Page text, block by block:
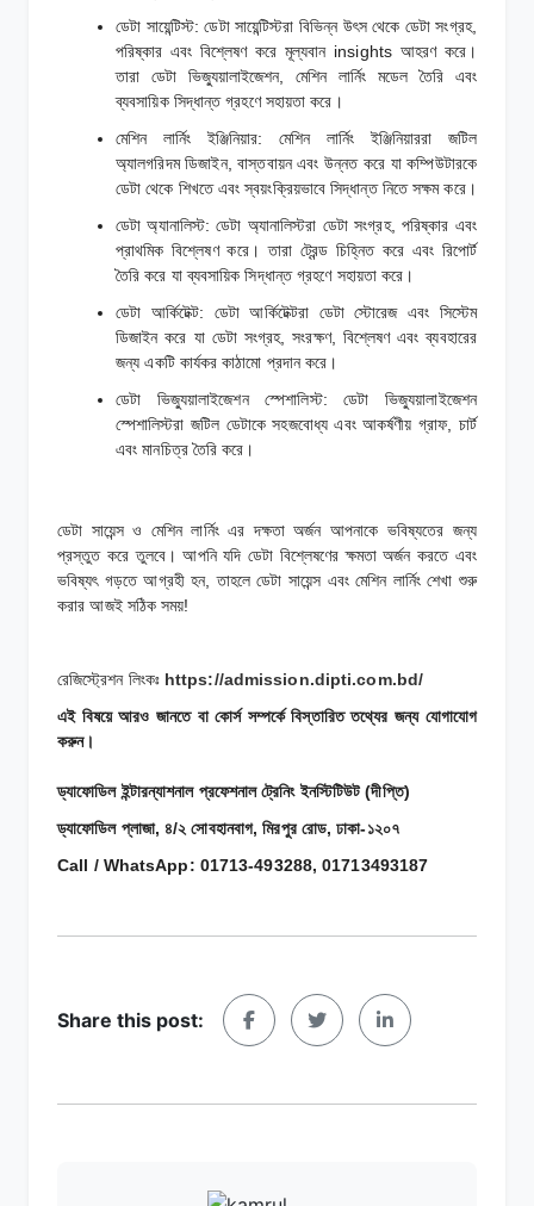
ডেটা সায়েন্টিস্ট: ডেটা সায়েন্টিস্টরা বিভিন্ন উৎস থেকে ডেটা সংগ্রহ,
পরিষ্কার এবং বিশ্লেষণ করে মূল্যবান insights আহরণ করে।
তারা ডেটা ভিজ্যুয়ালাইজেশন, মেশিন লার্নিং মডেল তৈরি এবং
ব্যবসায়িক সিদ্ধান্ত গ্রহণে সহায়তা করে।
মেশিন লার্নিং ইঞ্জিনিয়ার: মেশিন লার্নিং ইঞ্জিনিয়াররা জটিল
অ্যালগরিদম ডিজাইন, বাস্তবায়ন এবং উন্নত করে যা কম্পিউটারকে
ডেটা থেকে শিখতে এবং স্বয়ংক্রিয়ভাবে সিদ্ধান্ত নিতে সক্ষম করে।
ডেটা অ্যানালিস্ট: ডেটা অ্যানালিস্টরা ডেটা সংগ্রহ, পরিষ্কার এবং
প্রাথমিক বিশ্লেষণ করে। তারা ট্রেন্ড চিহ্নিত করে এবং রিপোর্ট
তৈরি করে যা ব্যবসায়িক সিদ্ধান্ত গ্রহণে সহায়তা করে।
ডেটা আর্কিটেক্ট: ডেটা আর্কিটেক্টরা ডেটা স্টোরেজ এবং সিস্টেম
ডিজাইন করে যা ডেটা সংগ্রহ, সংরক্ষণ, বিশ্লেষণ এবং ব্যবহারের
জন্য একটি কার্যকর কাঠামো প্রদান করে।
ডেটা ভিজ্যুয়ালাইজেশন স্পেশালিস্ট: ডেটা ভিজ্যুয়ালাইজেশন
স্পেশালিস্টরা জটিল ডেটাকে সহজবোধ্য এবং আকর্ষণীয় গ্রাফ, চার্ট
এবং মানচিত্র তৈরি করে।
ডেটা সায়েন্স ও মেশিন লার্নিং এর দক্ষতা অর্জন আপনাকে ভবিষ্যতের জন্য
প্রস্তুত করে তুলবে। আপনি যদি ডেটা বিশ্লেষণের ক্ষমতা অর্জন করতে এবং
ভবিষ্যৎ গড়তে আগ্রহী হন, তাহলে ডেটা সায়েন্স এবং মেশিন লার্নিং শেখা শুরু
করার আজই সঠিক সময়!
রেজিস্ট্রেশন লিংকঃ https://admission.dipti.com.bd/
এই বিষয়ে আরও জানতে বা কোর্স সম্পর্কে বিস্তারিত তথ্যের জন্য যোগাযোগ
করুন।
ড্যাফোডিল ইন্টারন্যাশনাল প্রফেশনাল ট্রেনিং ইনস্টিটিউট (দীপ্তি)
ড্যাফোডিল প্লাজা, ৪/২ সোবহানবাগ, মিরপুর রোড, ঢাকা-১২০৭
Call / WhatsApp: 01713-493288, 01713493187
Share this post: